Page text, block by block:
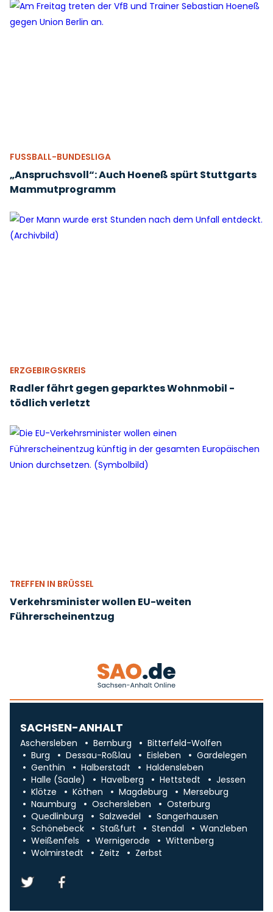
FUSSBALL-BUNDESLIGA
„Anspruchsvoll“: Auch Hoeneß spürt Stuttgarts
Mammutprogramm
ERZGEBIRGSKREIS
Radler fährt gegen geparktes Wohnmobil -
tödlich verletzt
TREFFEN IN BRÜSSEL
Verkehrsminister wollen EU-weiten
Führerscheinentzug
SACHSEN-ANHALT
Aschersleben Bernburg
Bitterfeld-Wolfen
Burg
Dessau-Roßlau Eisleben
Gardelegen
Genthin
Halberstadt
Haldensleben
Halle (Saale)
Havelberg Hettstedt
Jessen
Klötze
Köthen Magdeburg
Merseburg
Naumburg
Oschersleben
Osterburg
Quedlinburg
Salzwedel
Sangerhausen
Schönebeck
Staßfurt Stendal
Wanzleben
Weißenfels
Wernigerode
Wittenberg
Wolmirstedt
Zeitz Zerbst